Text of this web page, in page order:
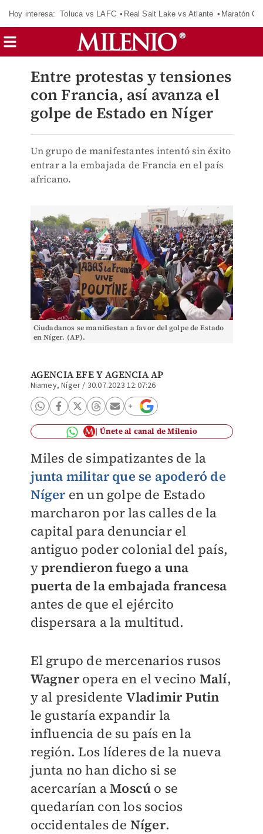
Hoy interesa: Toluca vs LAFC Real Salt Lake vs Atlante Maratón
Entre protestas y tensiones
con Francia, así avanza el
golpe de Estado en Níger
Un grupo de manifestantes intentó sin éxito
entrar a la embajada de Francia en el país
africano.
Ciudadanos se manifiestan a favor del golpe de Estado
en Níger. (AP).
AGENCIA EFEYAGENCIA AP
Niamey, Níger/ 30.07.2023 12:07:26
Únete al canal de Milenio
Miles de simpatizantes de la
junta militar que se apoderó de
Nígeren un golpe de Estado
marcharon por las calles de la
capital para denunciar el
antiguo poder colonial del país,
yprendieron fuego a una
puerta de la embajada francesa
antes de que el ejército
dispersara a la multitud.
El grupo de mercenarios rusos
Wagneropera en el vecino Malí,
y al presidente Vladimir Putin
le gustaría expandir la
influencia de su país en la
región. Los líderes de la nueva
junta no han dicho si se
acercarían aMoscú o se
quedarían con los socios
occidentales de Níger.